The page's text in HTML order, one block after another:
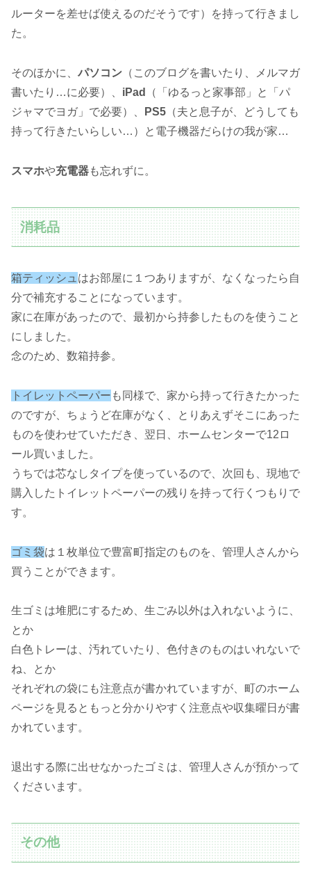
ルーターを差せば使えるのだそうです）を持って行きまし
た。
そのほかに、 パソコン （このブログを書いたり、メルマガ
書いたり…に必要）、 iPad
（「ゆるっと家事部」と「パ
ジャマでヨガ」で必要）、
PS5 （夫と息子が、どうしても
持って行きたいらしい…）と電子機器だらけの我が家…
スマホや充電器も忘れずに。
消耗品
箱ティッシュ はお部屋に１つありますが、なくなったら自
分で補充することになっています。
家に在庫があったので、最初から持参したものを使うこと
にしました。
念のため、数箱持参。
トイレットペーパー も同様で、家から持って行きたかった
のですが、ちょうど在庫がなく、とりあえずそこにあった
ものを使わせていただき、翌日、ホームセンターで12ロ
ール買いました。
うちでは芯なしタイプを使っているので、次回も、現地で
購入したトイレットペーパーの残りを持って行くつもりで
す。
ゴミ袋は１枚単位で豊富町指定のものを、管理人さんから
買うことができます。
生ゴミは堆肥にするため、生ごみ以外は入れないように、
とか
白色トレーは、汚れていたり、色付きのものはいれないで
ね、とか
それぞれの袋にも注意点が書かれていますが、町のホーム
ページを見るともっと分かりやすく注意点や収集曜日が書
かれています。
退出する際に出せなかったゴミは、管理人さんが預かって
くださいます。
その他